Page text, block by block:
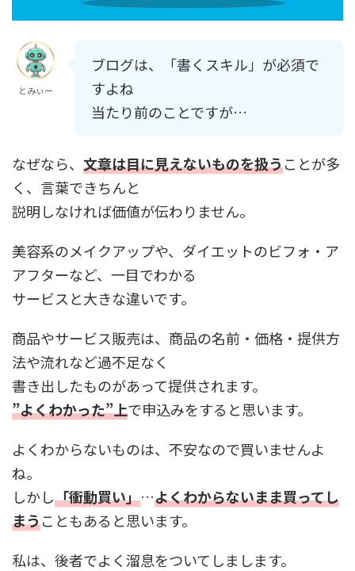
とみぃー
ブログは、「書くスキル」が必須で
すよね
当たり前のことですが…
なぜなら、 文章は目に見えないものを扱うことが多
く、言葉できちんと
説明しなければ価値が伝わりません。
美容系のメイクアップや、ダイエットのビフォ・ア
アフターなど、一目でわかる
サービスと大きな違いです。
商品やサービス販売は、商品の名前・価格・提供方
法や流れなど過不足なく
書き出したものがあって提供されます。
”よくわかった”上で申込みをすると思います。
よくわからないものは、不安なので買いませんよ
ね。
しかし「衝動買い」…よくわからないまま買ってし
まうこともあると思います。
私は、後者でよく溜息をついてしまします。